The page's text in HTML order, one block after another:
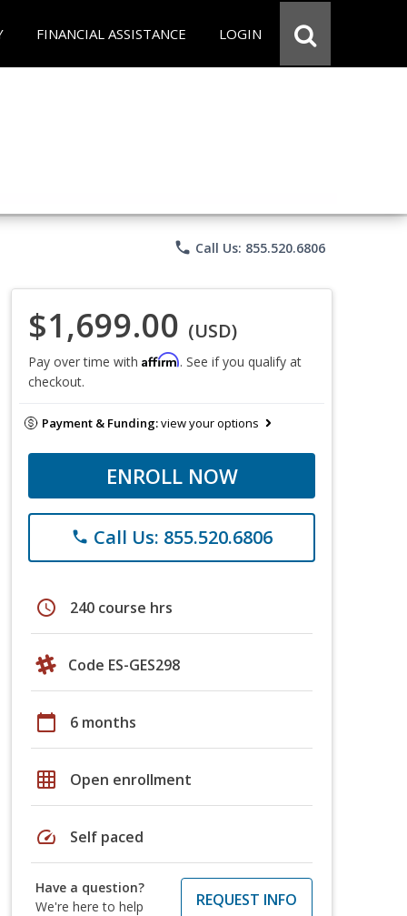
FINANCIAL ASSISTANCE LOGIN
phone Call Us: 855.520.6806
$1,699.00 (USD)
Pay over time with Affirm. See if you qualify at
checkout.
Payment & Funding:view your options
ENROLL NOW
phone Call Us: 855.520.6806
schedule 240 course hrs
Code ES-GES298
calendar_today 6 months
grid_on Open enrollment
speed Self paced
Have a question?
We're here to help
REQUEST INFO